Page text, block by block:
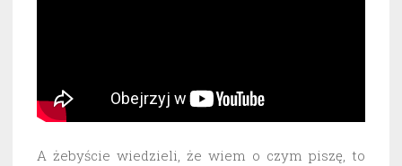
A żebyście wiedzieli, że wiem o czym piszę, to